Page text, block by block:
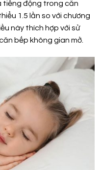
tiếng động trong căn
1.5 lần so với chương
này thích hợp với sử
bếp không gian mở.